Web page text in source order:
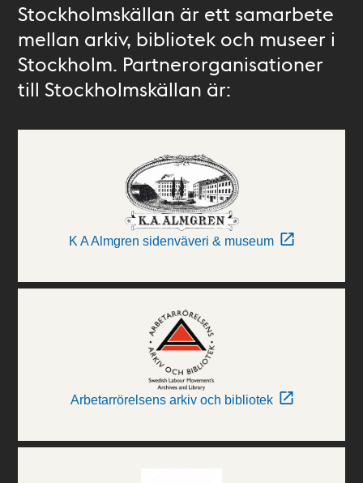
Stockholmskällan är ett samarbete
mellan arkiv, bibliotek och museer i
Stockholm. Partnerorganisationer
till Stockholmskällan är:
K A Almgren sidenväveri & museum
Arbetarrörelsens arkiv och bibliotek